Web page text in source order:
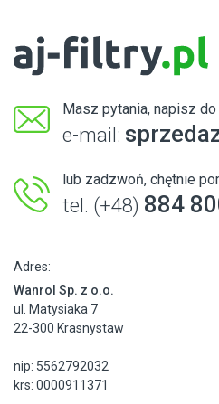
Masz pytania, napisz do
e-mail:
lub zadzwoń, chętnie
tel. (+48) 884
Adres:
Wanrol Sp. z o.o.
ul. Matysiaka 7
22-300 Krasnystaw
nip: 5562792032
krs: 0000911371